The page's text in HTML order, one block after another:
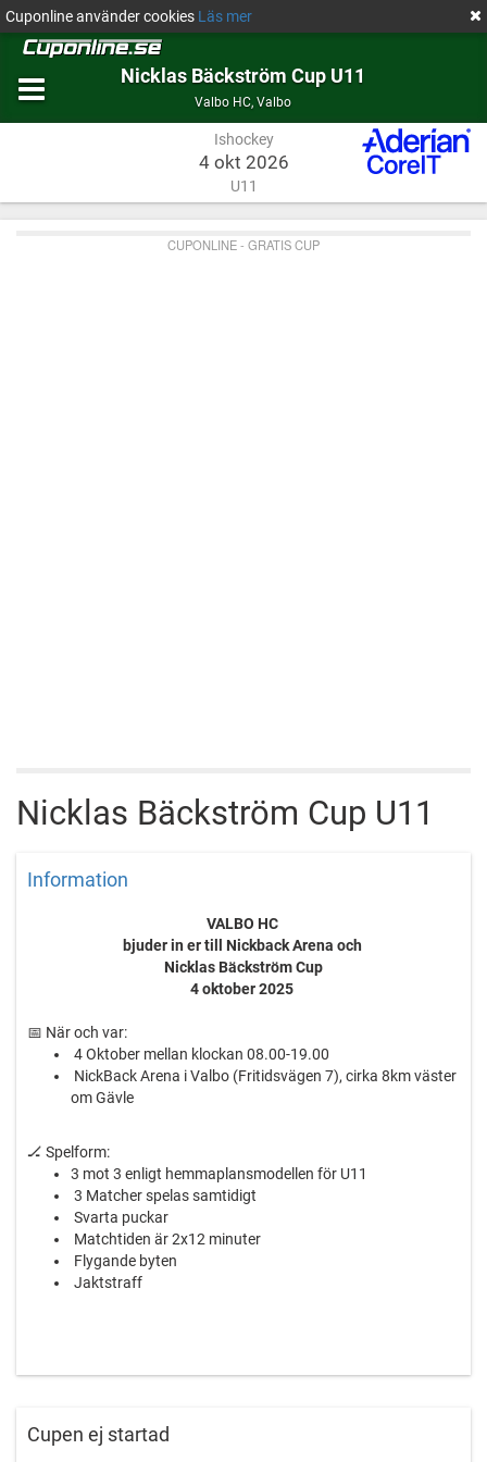
Cuponline använder cookies Läs mer
Nicklas Bäckström Cup U11
Valbo HC,Ishockey
ValboValbo
Ishockey
4 okt 2026
U11
CUPONLINE - GRATIS CUP
Nicklas Bäckström Cup U11
Information
VALBO HC
bjuder in er till Nickback Arena och
Nicklas Bäckström Cup
4 oktober 2025
📅 När och var:
4 Oktober mellan klockan 08.00-19.00
NickBack Arena i Valbo (Fritidsvägen 7), cirka 8km väster
om Gävle
🏒 Spelform:
3 mot 3 enligt hemmaplansmodellen för U11
3 Matcher spelas samtidigt
Svarta puckar
Matchtiden är 2x12 minuter
Flygande byten
Jaktstraff
Minst 7 spelare/lag varav en målvakt.
Cupen ej startad